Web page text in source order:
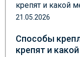
21.05.2026
Способы
крепят и